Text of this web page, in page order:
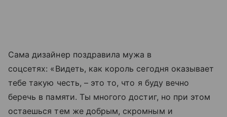
Сама дизайнер поздравила мужа в
соцсетях: «Видеть, как король сегодня оказывает
тебе такую ​​честь, – это то, что я буду вечно
беречь в памяти. Ты многого достиг, но при этом
остаешься тем же добрым, скромным и